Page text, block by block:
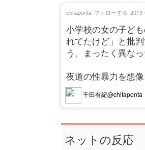
小学校の女の子ど
れてたけど」と批
う、まったく異な
夜道の性暴力を想
千田有紀@chitaponta
chitaponta フォローする
ネットの反応